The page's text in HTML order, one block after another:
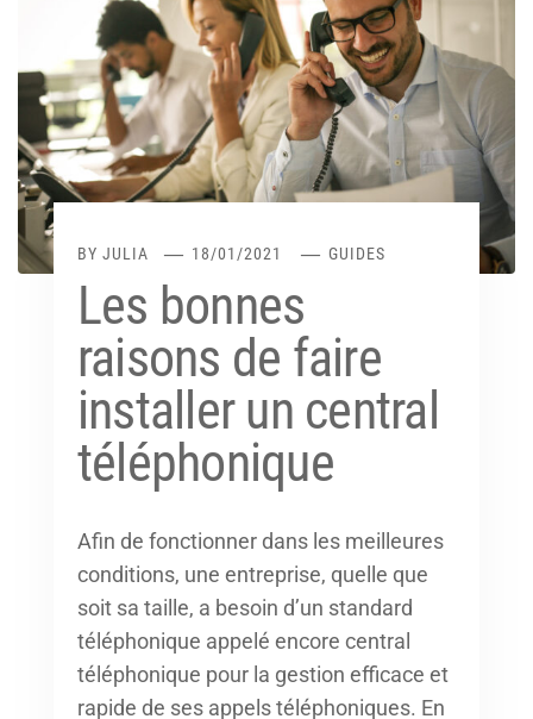
BY JULIA 18/01/2021 GUIDES
Les bonnes
raisons de faire
installer un central
téléphonique
Afin de fonctionner dans les meilleures
conditions, une entreprise, quelle que
soit sa taille, a besoin d’un standard
téléphonique appelé encore central
téléphonique pour la gestion efficace et
rapide de ses appels téléphoniques. En